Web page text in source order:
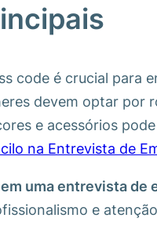
code é crucial para
devem optar por
e acessórios
na Entrevista de
uma entrevista de
e